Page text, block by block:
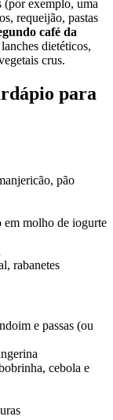
(por exemplo, uma
requeijão, pastas
café da
dietéticos,
crus.
para
pão
em molho de iogurte
rabanetes
e passas (ou
cebola e